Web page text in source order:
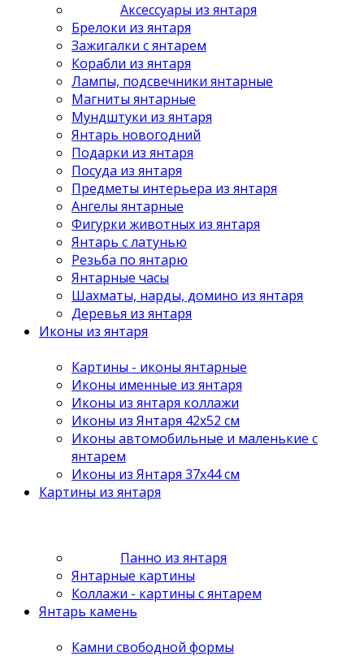
Аксессуары из янтаря
Брелоки из янтаря
Зажигалки с янтарем
Корабли из янтаря
Лампы, подсвечники янтарные
Магниты янтарные
Мундштуки из янтаря
Янтарь новогодний
Подарки из янтаря
Посуда из янтаря
Предметы интерьера из янтаря
Ангелы янтарные
Фигурки животных из янтаря
Янтарь с латунью
Резьба по янтарю
Янтарные часы
Шахматы, нарды, домино из янтаря
Деревья из янтаря
Иконы из янтаря
Картины - иконы янтарные
Иконы именные из янтаря
Иконы из янтаря коллажи
Иконы из Янтаря 42х52 см
Иконы автомобильные и маленькие с
янтарем
Иконы из Янтаря 37х44 см
Картины из янтаря
Панно из янтаря
Янтарные картины
Коллажи - картины с янтарем
Янтарь камень
Камни свободной формы